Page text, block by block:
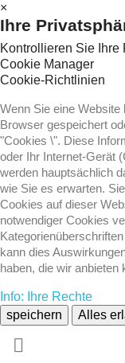
×
Ihre
Kontrollieren Sie Ihre
Cookie Manager
Cookie-Richtlinien
Wenn Sie eine
Browser gespeichert
"Cookies \". Diese
oder Ihr Internet-Gerät
werden hauptsächlich
wie Sie es erwarten.
Cookies auf dieser
notwendiger Cookies
kann dies
haben, die wir anbieten
Info: Ihre Rechte
speichern
Alles
